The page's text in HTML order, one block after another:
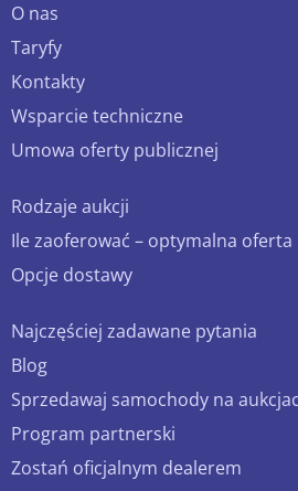
O nas
Taryfy
Kontakty
Wsparcie techniczne
Umowa oferty publicznej
Rodzaje aukcji
Ile zaoferować – optymalna oferta
Opcje dostawy
Najczęściej zadawane pytania
Blog
Sprzedawaj samochody na
Program partnerski
Zostań oficjalnym dealerem